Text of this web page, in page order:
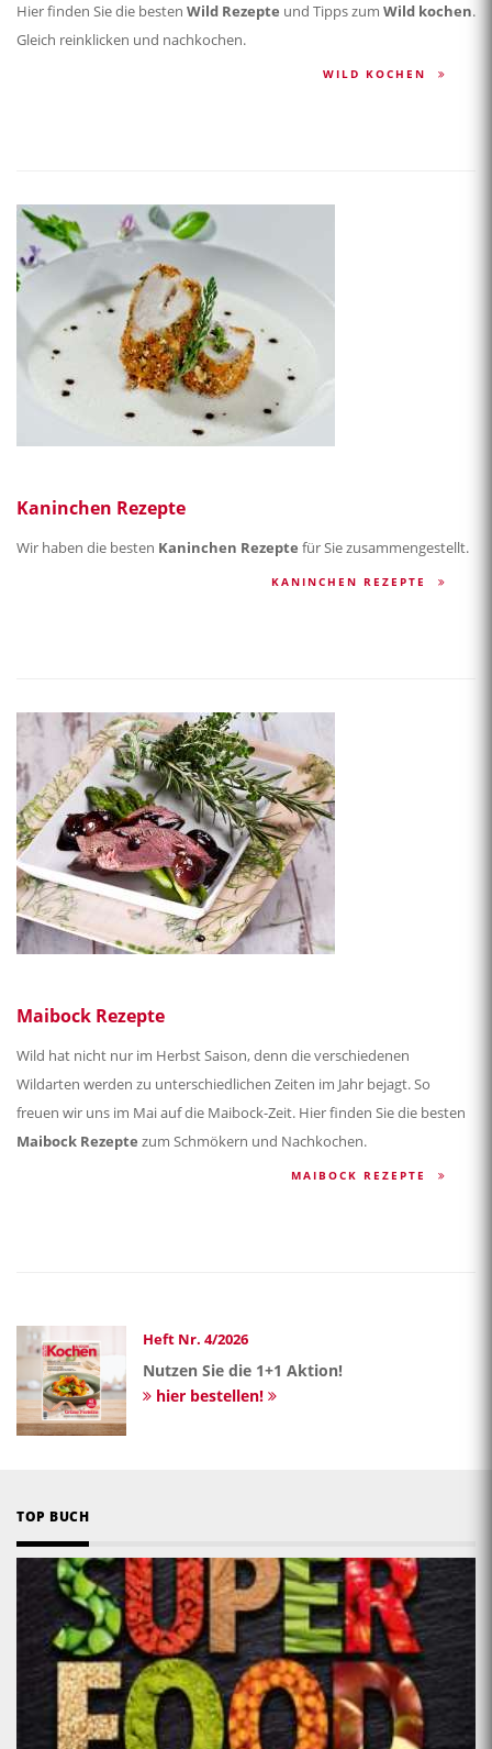
Hier finden Sie die besten Wild Rezepte und Tipps zum Wild kochen.
Gleich reinklicken und nachkochen.
WILD KOCHEN
Kaninchen Rezepte
Wir haben die besten Kaninchen Rezepte für Sie zusammengestellt.
KANINCHEN REZEPTE
Maibock Rezepte
Wild hat nicht nur im Herbst Saison, denn die verschiedenen
Wildarten werden zu unterschiedlichen Zeiten im Jahr bejagt. So
freuen wir uns im Mai auf die Maibock-Zeit. Hier finden Sie die besten
Maibock Rezepte zum Schmökern und Nachkochen.
MAIBOCK REZEPTE
Heft Nr. 4/2026
Nutzen Sie die 1+1 Aktion!
hier bestellen!
TOP BUCH